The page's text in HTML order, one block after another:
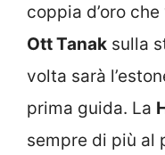
coppia d’oro
Ott Tanak sulla
volta sarà
prima guida. La
sempre di più al